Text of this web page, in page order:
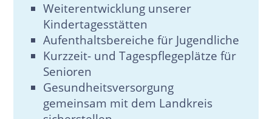
Weiterentwicklung unserer
Kindertagesstätten
Aufenthaltsbereiche für Jugendliche
Kurzzeit- und Tagespflegeplätze für
Senioren
Gesundheitsversorgung
gemeinsam mit dem Landkreis